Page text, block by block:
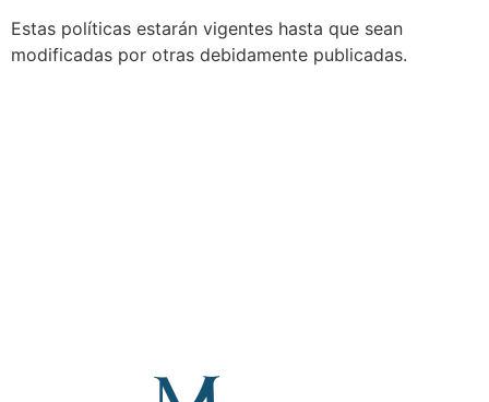
Estas políticas estarán vigentes hasta que sean
modificadas por otras debidamente publicadas.